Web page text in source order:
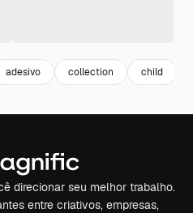
adesivo collection child
direcionar seu melhor trabalho.
entre criativos, empresas,